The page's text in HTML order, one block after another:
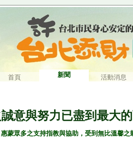
首頁 新聞 活動消息
意與努力已盡到最大
惠蒙眾多之支持指教與協助，受到無比溫馨